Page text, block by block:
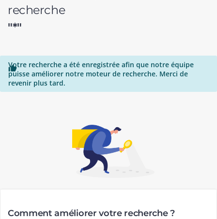
recherche
"*"

Votre recherche a été enregistrée afin que notre équipe
puisse améliorer notre moteur de recherche. Merci de
revenir plus tard.
Comment améliorer votre recherche ?